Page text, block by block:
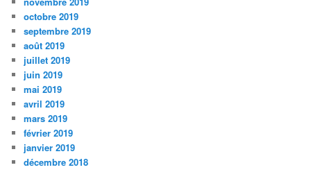
octobre 2019
septembre 2019
août 2019
juillet 2019
juin 2019
mai 2019
avril 2019
mars 2019
février 2019
janvier 2019
décembre 2018